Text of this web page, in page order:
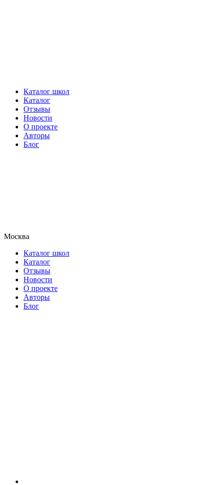
Каталог школ
Каталог
Отзывы
Новости
О проекте
Авторы
Блог
Москва
Каталог школ
Каталог
Отзывы
Новости
О проекте
Авторы
Блог